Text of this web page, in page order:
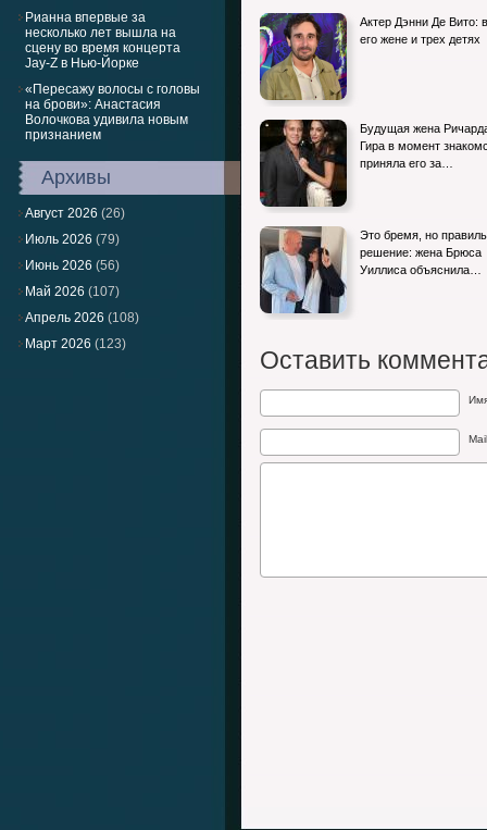
Рианна впервые за
несколько лет вышла на
сцену во время концерта
Jay-Z в Нью-Йорке
«Пересажу волосы с головы
на брови»: Анастасия
Волочкова удивила новым
признанием
Архивы
Август 2026 (26)
Июль 2026 (79)
Июнь 2026 (56)
Май 2026 (107)
Апрель 2026 (108)
Март 2026 (123)
Актер Дэнни Де Вито:
его жене и трех детях
Будущая жена
Гира в момент
приняла его за…
Это бремя, но
решение: жена Брюса
Уиллиса объяснила…
Оставить